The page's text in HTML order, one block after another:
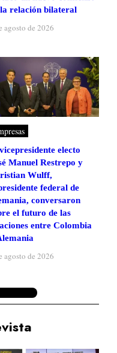
relación bilateral
agosto de 2026
electo
Manuel Restrepo y
Wulff,
federal de
conversaron
el futuro de las
entre Colombia
agosto de 2026